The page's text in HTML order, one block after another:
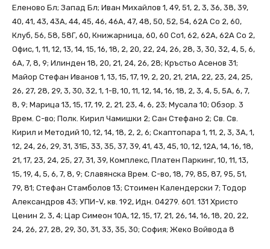
Еленово Бл; Запад Бл; Иван Михайлов 1, 49, 51, 2, 3, 36, 38, 39,
40, 41, 43, 43А, 44, 45, 46, 46А, 47, 48, 50, 52, 54, 62А Со 2, 60,
Клуб, 56, 58, 58Г, 60, Книжарница, 60, 60 Со1, 62, 62А, 62А Со 2,
Офис, 1, 11, 12, 13, 14, 15, 16, 18, 2, 20, 22, 24, 26, 28, 3, 30, 32, 4, 5, 6,
6А, 7, 8, 9; Илинден 18, 20, 21, 24, 26, 28; Кръстьо Асенов 31;
Майор Стефан Иванов 1, 13, 15, 17, 19, 2, 20, 21, 21А, 22, 23, 24, 25,
26, 27, 28, 29, 3, 30, 32, 1, 1-В, 10, 11, 12, 14, 16, 18, 2, 3, 4, 5, 5А, 6, 7,
8, 9; Марица 13, 15, 17, 19, 2, 21, 23, 4, 6, 23; Мусала 10; Обзор. 3
Врем. С-во; Полк. Кирил Чамишки 2; Сан Стефано 2; Св. Св.
Кирил и Методий 10, 12, 14, 18, 2, 2, 6; Скаптопара 1, 11, 2, 3, 3А, 1,
12, 24, 26, 29, 31, 31Б, 33, 35, 37, 39, 41, 43, 45, 10, 12, 12А, 14, 16, 18,
21, 17, 23, 24, 25, 27, 31, 39, Комплекс, Платен Паркинг, 10, 11, 13,
15, 19, 4, 5, 6, 7, 8, 9; Славянска Врем. С-во, 18, 79, 85, 87, 95, 51,
79, 81; Стефан Стамболов 13; Стоимен Календерски 7; Тодор
Александров 43; УПИ-V, кв. 192, Идн. 04279. 601. 131 Христо
Ценин 2, 3, 4; Цар Симеон 10А, 12, 15, 17, 21, 26, 14, 16, 18, 20, 22,
24, 26, 27, 28, 29, 30, 31, 33, 35, 30; София; Жеко Войвода 8